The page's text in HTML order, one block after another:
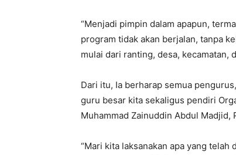
“Menjadi pimpin dalam apapun,
program tidak akan berjalan, tanpa
mulai dari ranting, desa, kecamatan,
Dari itu, Ia berharap semua
guru besar kita sekaligus pendiri
Muhammad Zainuddin Abdul Madjid,
“Mari kita laksanakan apa yang